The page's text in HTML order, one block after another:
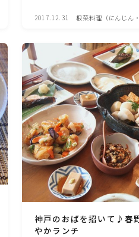
・せり・ふき・その他
2017.12.31
根菜料理（にんじん
神戸のおばを招いて♪春
やかランチ